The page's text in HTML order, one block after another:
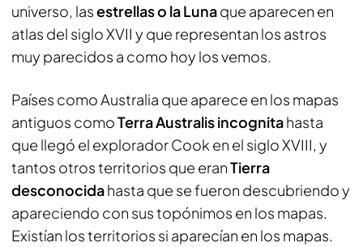
universo, lasestrellas o la Lunaque aparecen en
atlas del siglo XVII y que representan los astros
muy parecidos a como hoy los vemos.
Países como Australia que aparece en los mapas
antiguos comoTerra Australis incognitahasta
que llegó el explorador Cook en el siglo XVIII, y
tantos otros territorios que eranTierra
desconocidahasta que se fueron descubriendo y
apareciendo con sus topónimos en los mapas.
Existían los territorios si aparecían en los mapas.